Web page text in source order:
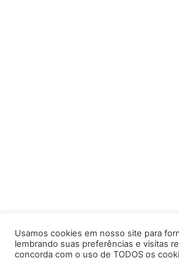
Usamos cookies em nosso site para
lembrando suas preferências e visitas
concorda com o uso de TODOS os